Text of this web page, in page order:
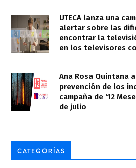
UTECA lanza una
alertar sobre las
encontrar la
en los televisores
Ana Rosa Quintana
prevención de los
campaña de ‘12
de julio
CATEGORÍAS